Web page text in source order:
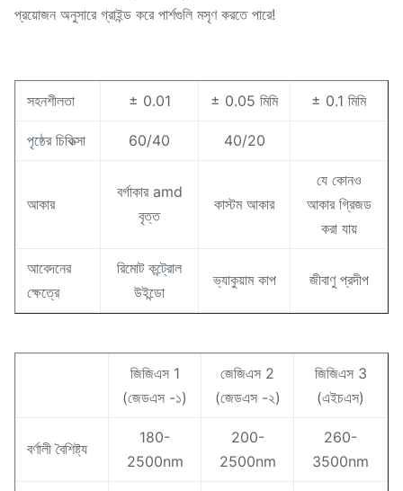
প্রয়োজন অনুসারে গ্রাইন্ড করে পার্শগুলি মসৃণ করতে পারে!
সহনশীলতা ± 0.01 ± 0.05 মিমি ± 0.1 মিমি
পৃষ্ঠের চিকিত্সা 60/40 40/20
আকার
বর্গাকার amd
বৃত্ত
কাস্টম আকার
যে কোনও
আকার গ্রিজড
করা যায়
আবেদনের
ক্ষেত্রে
রিমোট কন্ট্রোল
উইন্ডো
ভ্যাকুয়াম কাপ জীবাণু প্রদীপ
জিজিএস 1
(জেডএস -১)
জেজিএস 2
(জেডএস -২)
জিজিএস 3
(এইচএস)
বর্ণালী বৈশিষ্ট্য
180-
2500nm
200-
2500nm
260-
3500nm